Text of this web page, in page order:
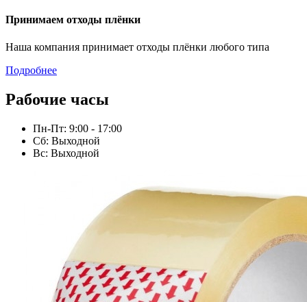
Принимаем отходы плёнки
Наша компания принимает отходы плёнки любого типа
Подробнее
Рабочие часы
Пн-Пт: 9:00 - 17:00
Сб: Выходной
Вс: Выходной